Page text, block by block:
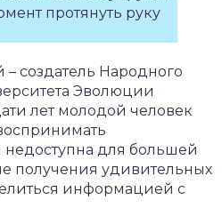
протянуть руку
создатель Народного
Эволюции
лет молодой человек
для большей
получения удивительных
информацией с